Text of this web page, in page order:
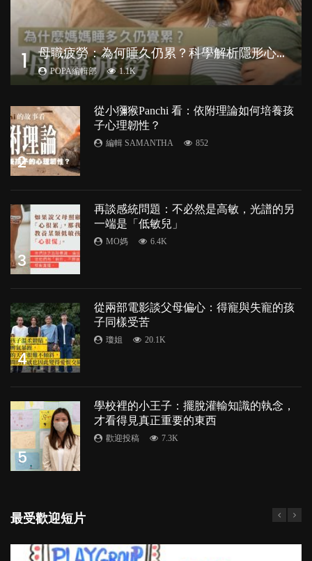
1 母
職疲勞：為何睡久仍累？科學解析隱形心理負擔
POPA編輯部 1.1K
2
從小獼猴Panchi 看：依附理論如何培養孩
子心理韌性？
編輯 SAMANTHA 852
3
再談感統問題：不必然是高敏，光譜的另
一端是「低敏兒」
MO媽 6.4K
4
從兩部電影談父母偏心：得寵與失寵的孩
子同樣受苦
瓊姐 20.1K
5
學校裡的小王子：擺脫灌輸知識的執念，
才看得見真正重要的東西
歡迎投稿 7.3K
最受歡迎短片